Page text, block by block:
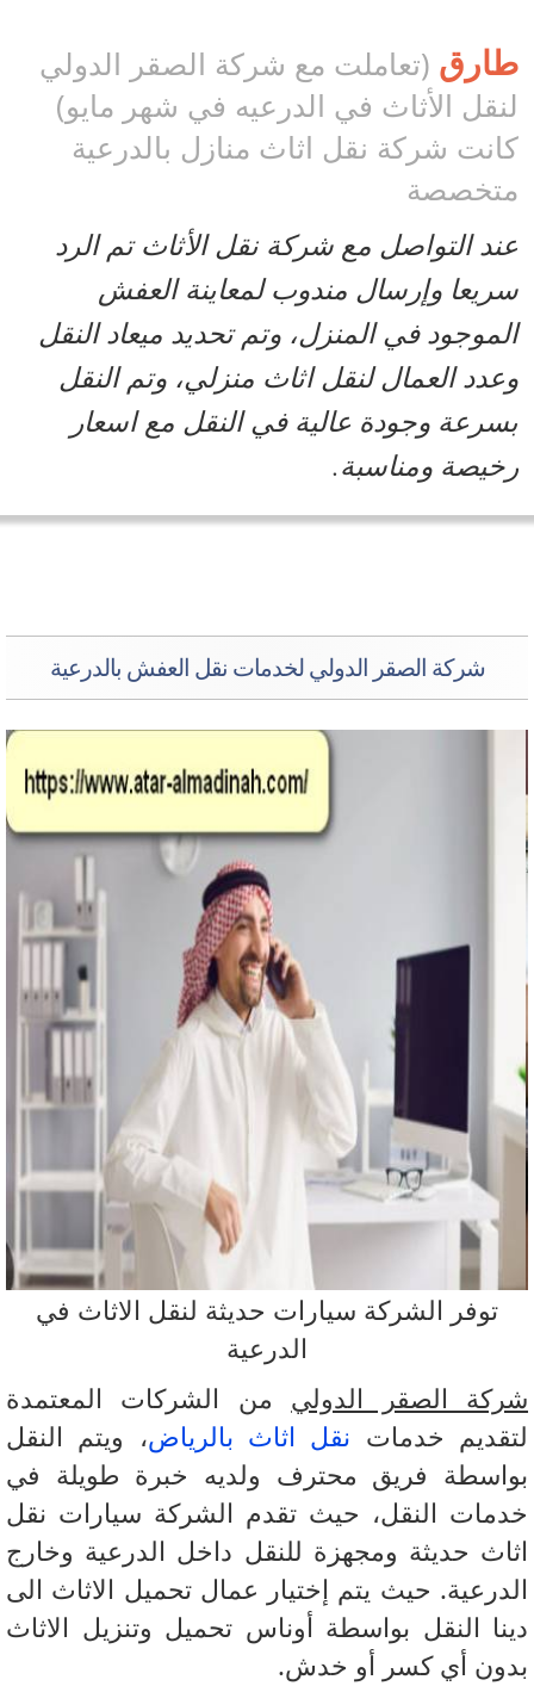
(تعاملت مع شركة الصقر الدولي
الأثاث في الدرعيه في شهر مايو)
شركة نقل اثاث منازل بالدرعية
التواصل مع شركة نقل الأثاث تم الرد
وإرسال مندوب لمعاينة العفش
في المنزل، وتم تحديد ميعاد النقل
العمال لنقل اثاث منزلي، وتم النقل
وجودة عالية في النقل مع اسعار
ومناسبة.
شركة الصقر الدولي لخدمات نقل العفش بالدرعية
توفر الشركة سيارات حديثة لنقل الاثاث في
الدرعية
الصقر الدوليمن الشركات المعتمدة
خدماتنقل اثاث بالرياض، ويتم النقل
فريق محترف ولديه خبرة طويلة في
النقل، حيث تقدم الشركة سيارات نقل
حديثة ومجهزة للنقل داخل الدرعية وخارج
حيث يتم إختيار عمال تحميل الاثاث الى
النقل بواسطة أوناس تحميل وتنزيل الاثاث
أي كسر أو خدش.